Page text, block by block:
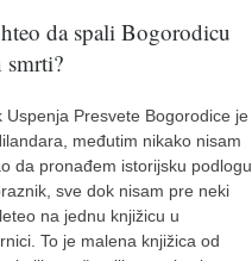
da spali Bogorodicu
smrti?
Uspenja Presvete Bogorodice je
međutim nikako nisam
da pronađem istorijsku podlogu
sve dok nisam pre neki
na jednu knjižicu u
To je malena knjižica od